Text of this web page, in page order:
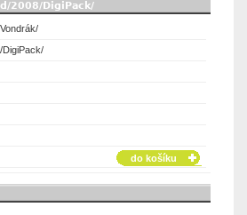
2008/DigiPack/
DigiPack/
do košíku